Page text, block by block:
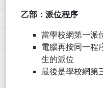
乙部：派位程序
當學校網第一派
電腦再按同一程
生的派位
最後是學校網第